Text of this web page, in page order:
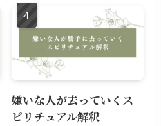
嫌いな人が去っていくス
ピリチュアル解釈